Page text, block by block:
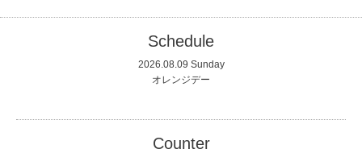
Schedule
2026.08.09 Sunday
オレンジデー
Counter